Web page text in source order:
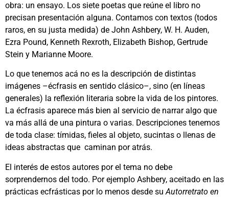
obra: un ensayo. Los siete poetas que reúne el libro no
precisan presentación alguna. Contamos con textos (todos
raros, en su justa medida) de John Ashbery, W. H. Auden,
Ezra Pound, Kenneth Rexroth, Elizabeth Bishop, Gertrude
Stein y Marianne Moore.
Lo que tenemos acá no es la descripción de distintas
imágenes –écfrasis en sentido clásico–, sino (en líneas
generales) la reflexión literaria sobre la vida de los pintores.
La écfrasis aparece más bien al servicio de narrar algo que
va más allá de una pintura o varias. Descripciones tenemos
de toda clase: tímidas, fieles al objeto, sucintas o llenas de
ideas abstractas que caminan por atrás.
El interés de estos autores por el tema no debe
sorprendernos del todo. Por ejemplo Ashbery, aceitado en las
prácticas ecfrásticas por lo menos desde su Autorretrato en